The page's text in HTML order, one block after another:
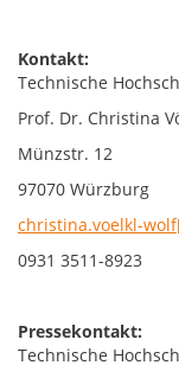
Kontakt:
Technische
Prof. Dr. Christina
Münzstr. 12
97070 Würzburg
christina.voelkl-
0931 3511-8923
Pressekontakt:
Technische